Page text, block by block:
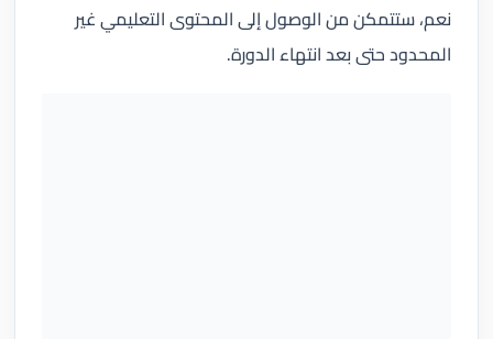
نعم، ستتمكن من الوصول إلى المحتوى التعليمي غير
المحدود حتى بعد انتهاء الدورة.